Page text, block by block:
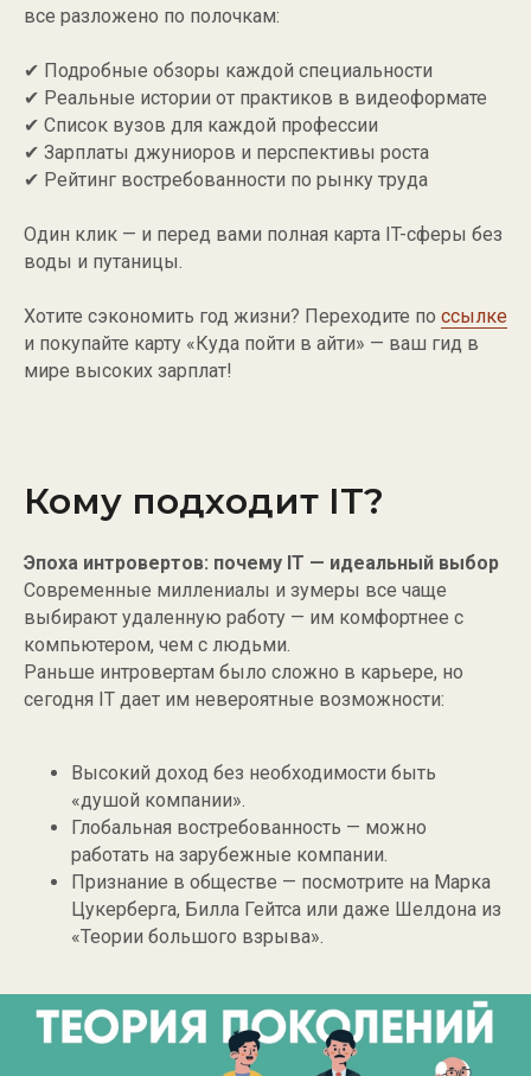
все разложено по полочкам:
✔ Подробные обзоры каждой специальности
✔ Реальные истории от практиков в видеоформате
✔ Список вузов для каждой профессии
✔ Зарплаты джуниоров и перспективы роста
✔ Рейтинг востребованности по рынку труда
Один клик — и перед вами полная карта IT-сферы без
воды и путаницы.
Хотите сэкономить год жизни? Переходите по ссылке
и покупайте карту «Куда пойти в айти» — ваш гид в
мире высоких зарплат!
Кому подходит IT?
Эпоха интровертов: почему IT — идеальный выбор
Современные миллениалы и зумеры все чаще
выбирают удаленную работу — им комфортнее с
компьютером, чем с людьми.
Раньше интровертам было сложно в карьере, но
сегодня IT дает им невероятные возможности:
Высокий доход без необходимости быть
«душой компании».
Глобальная востребованность — можно
работать на зарубежные компании.
Признание в обществе — посмотрите на Марка
Цукерберга, Билла Гейтса или даже Шелдона из
«Теории большого взрыва».